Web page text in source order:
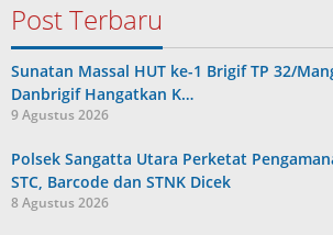
Post Terbaru
Sunatan Massal HUT ke-1 Brigif TP 32/
Danbrigif Hangatkan K…
9 Agustus 2026
Polsek Sangatta Utara Perketat
STC, Barcode dan STNK Dicek
8 Agustus 2026